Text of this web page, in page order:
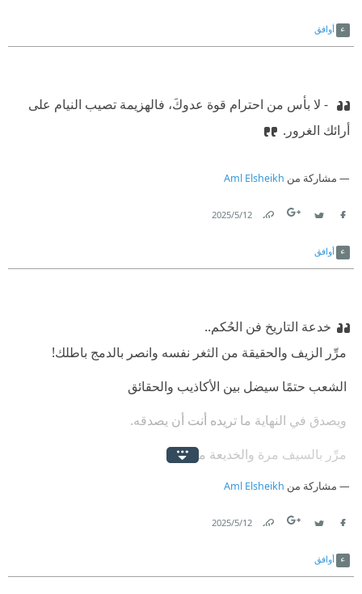
أوافق
‫ - لا بأس من احترام قوة عدوكَ، فالهزيمة تصيب النيام على
أرائك الغرور.
مشاركة من Aml Elsheikh
12‏/5‏/2025
أوافق
خدعة التاريخ فن الحُكم..
‫ مرِّر الزيف والحقيقة من الثغر نفسه وانصر بالدمج باطلك!
‫ الشعب حتمًا سيضل بين الأكاذيب والحقائق
‫ ويصدق في النهاية ما تريده أنت أن يصدقه.
‫ مرِّر بالسيف مرة والخديعة مرة..
‫ اجمع معارضيك دومًا حولك.. انصت لهم، احصِهم بتركيز .. ثم
اقتلهم أمام الجميع!
مشاركة من Aml Elsheikh
12‏/5‏/2025
أوافق